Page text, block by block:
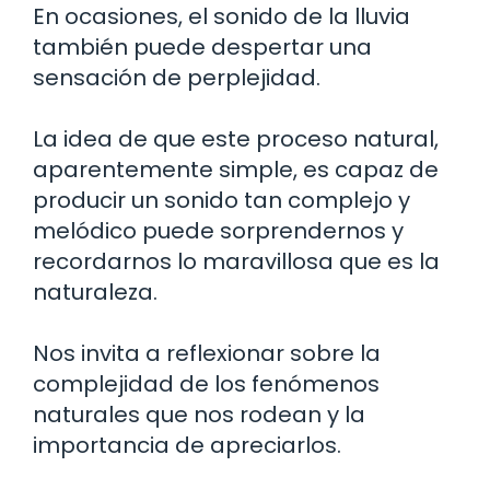
En ocasiones, el sonido de la lluvia
también puede despertar una
sensación de perplejidad.
La idea de que este proceso natural,
aparentemente simple, es capaz de
producir un sonido tan complejo y
melódico puede sorprendernos y
recordarnos lo maravillosa que es la
naturaleza.
Nos invita a reflexionar sobre la
complejidad de los fenómenos
naturales que nos rodean y la
importancia de apreciarlos.